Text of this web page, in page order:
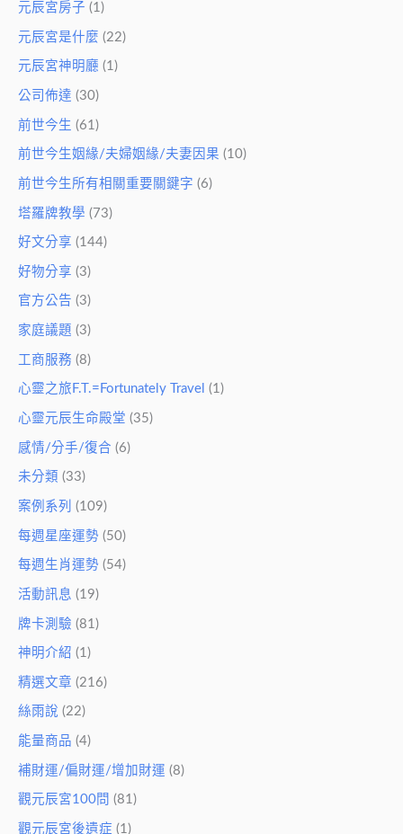
元辰宮房子 (1)
元辰宮是什麼 (22)
元辰宮神明廳 (1)
公司佈達 (30)
前世今生 (61)
前世今生姻緣/夫婦姻緣/夫妻因果 (10)
前世今生所有相關重要關鍵字 (6)
塔羅牌教學 (73)
好文分享 (144)
好物分享 (3)
官方公告 (3)
家庭議題 (3)
工商服務 (8)
心靈之旅F.T.=Fortunately Travel (1)
心靈元辰生命殿堂 (35)
感情/分手/復合 (6)
未分類 (33)
案例系列 (109)
每週星座運勢 (50)
每週生肖運勢 (54)
活動訊息 (19)
牌卡測驗 (81)
神明介紹 (1)
精選文章 (216)
絲雨說 (22)
能量商品 (4)
補財運/偏財運/增加財運 (8)
觀元辰宮100問 (81)
觀元辰宮後遺症 (1)